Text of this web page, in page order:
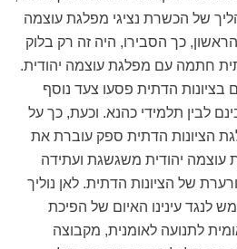
של הכשרת נציגי מפלגת עוצמה
כך הסבירו, היה זה רק בלוק
חתמה עם מפלגת עוצמה יהודית.
בציונות הדתית פסעו צעד נוסף
לבין תלמידי כהנא. וכעת, כך על
הציונות הדתית ספק עוברת את
עוצמה יהודית משגשגת ועתידה
של הציונות הדתית. לאן נוליך
לנגד עינינו האיום של הפיכת
לתנועה לאומנית, מקבוצה